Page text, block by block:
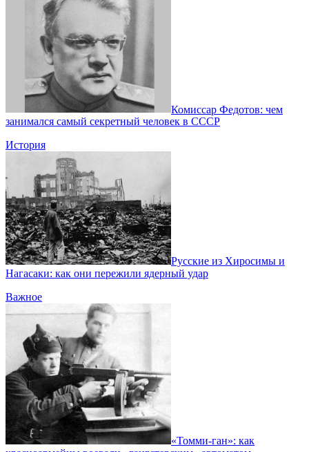
Комиссар Федотов: чем
занимался самый секретный человек в СССР
История
Pуccкие из Xиpосимы и
Hагaсаки: как они пережили ядерный удар
Важное
«Томми-ган»: как